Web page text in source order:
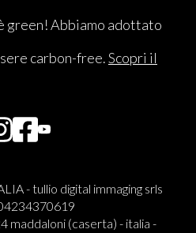
green! Abbiamo adottato
carbon-free.Scopri il
- tullio digital immaging srls
maddaloni (caserta) - italia -